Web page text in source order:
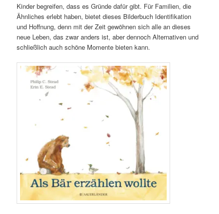
Kinder begreifen, dass es Gründe dafür gibt. Für Familien, die
Ähnliches erlebt haben, bietet dieses Bilderbuch Identifikation
und Hoffnung, denn mit der Zeit gewöhnen sich alle an dieses
neue Leben, das zwar anders ist, aber dennoch Alternativen und
schließlich auch schöne Momente bieten kann.